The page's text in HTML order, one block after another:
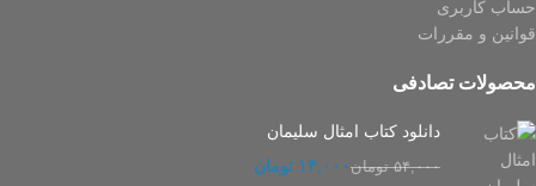
حساب کاربری
قوانین و مقررات
محصولات تصادفی
دانلود کتاب امثال سلیمان
۵۴,۰۰۰ تومان ۱۴,۰۰۰ تومان